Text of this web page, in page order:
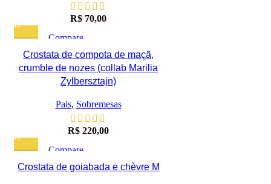
R$ 70,00
Compare
Visualização rápida
Adicionar à lista de desejos
Crostata de compota de maçã,
crumble de nozes (collab Marilia
Zylbersztajn)
Pais, Sobremesas
R$ 220,00
Compare
Visualização rápida
Crostata de goiabada e chèvre M